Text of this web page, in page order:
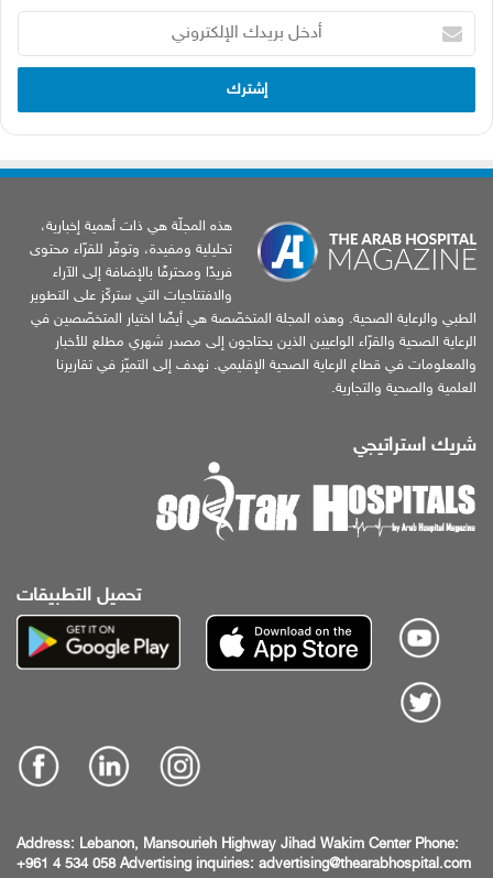
بريدك
الإلكتروني
هذه المجلّة هي ذات أهمية إخبارية،
تحليلية ومفيدة، وتوفّر للقرّاء محتوى
فريدًا ومحترفًا بالإضافة إلى الآراء
والافتتاحيات التي ستركّز على التطوير
الطبي والرعاية الصحية. وهذه المجلة المتخصّصة هي أيضًا اختيار المتخصّصين في
الرعاية الصحية والقرّاء الواعيين الذين يحتاجون إلى مصدر شهري مطلع للأخبار
والمعلومات في قطاع الرعاية الصحية الإقليمي. نهدف إلى التميّز في تقاريرنا
العلمية والصحية والتجارية.
شريك استراتيجي
تحميل التطبيقات
Address: Lebanon, Mansourieh Highway Jihad Wakim Center Phone:
+961 4 534 058 Advertising inquiries: advertising@thearabhospital.com